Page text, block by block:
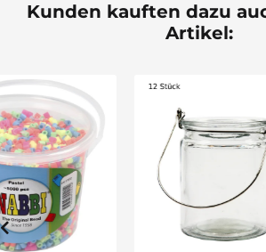
Kunden kauften dazu
Artikel:
Natur